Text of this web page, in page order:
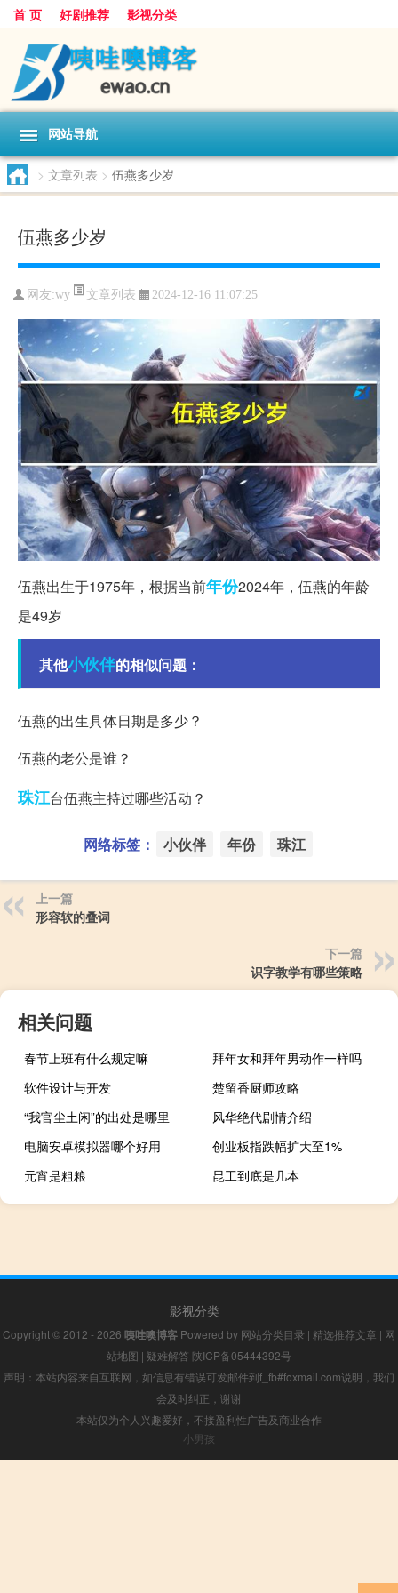
首 页 好剧推荐 影视分类
网站导航
> 文章列表 > 伍燕多少岁
伍燕多少岁
网友:wy 文章列表 2024-12-16 11:07:25
伍燕出生于1975年，根据当前年份2024年，伍燕的年龄
是49岁
其他小伙伴的相似问题：
伍燕的出生具体日期是多少？
伍燕的老公是谁？
珠江台伍燕主持过哪些活动？
网络标签： 小伙伴 年份 珠江
上一篇
形容软的叠词
下一篇
识字教学有哪些策略
相关问题
春节上班有什么规定嘛
拜年女和拜年男动作一样吗
软件设计与开发
楚留香厨师攻略
“我官尘土闲”的出处是哪里
风华绝代剧情介绍
电脑安卓模拟器哪个好用
创业板指跌幅扩大至1%
元宵是粗粮
昆工到底是几本
影视分类
Copyright © 2012 - 2026 咦哇噢博客 Powered by 网站分类目录 | 精选推荐文章 | 网
站地图 | 疑难解答 陕ICP备05444392号
声明：本站内容来自互联网，如信息有错误可发邮件到f_fb#foxmail.com说明，我们
会及时纠正，谢谢
本站仅为个人兴趣爱好，不接盈利性广告及商业合作
小男孩